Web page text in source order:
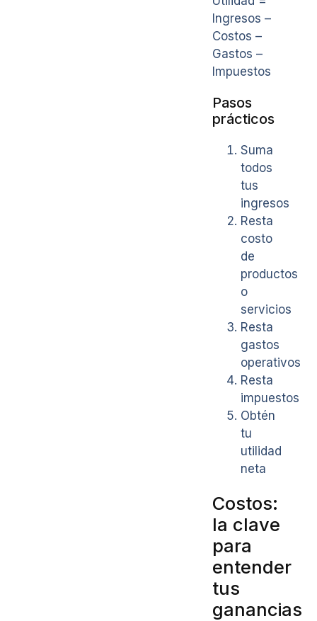
Ingresos –
Costos –
Gastos –
Impuestos
Pasos
prácticos
Suma
todos
tus
ingresos
Resta
costo
de
productos
o
servicios
Resta
gastos
operativos
Resta
impuestos
Obtén
tu
utilidad
neta
Costos:
la clave
para
entender
tus
ganancias